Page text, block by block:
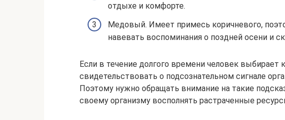
отдыхе и комфорте.
Медовый. Имеет примесь коричневого,
навевать воспоминания о поздней осени и
Если в течение долгого времени человек
свидетельствовать о подсознательном сигнале
Поэтому нужно обращать внимание на такие
своему организму восполнять растраченные